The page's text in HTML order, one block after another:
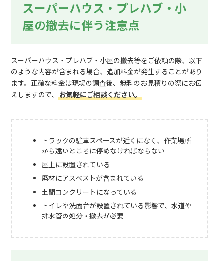
スーパーハウス・プレハブ・小
屋の撤去に伴う注意点
スーパーハウス・プレハブ・小屋の撤去等をご依頼の際、以下
のような内容が含まれる場合、追加料金が発生することがあり
ます。正確な料金は現場の調査後、無料のお見積りの際にお伝
えしますので、お気軽にご相談ください。
トラックの駐車スペースが近くになく、作業場所
から遠いところに停めなければならない
屋上に設置されている
廃材にアスベストが含まれている
土間コンクリートになっている
トイレや洗面台が設置されている影響で、水道や
排水管の処分・撤去が必要